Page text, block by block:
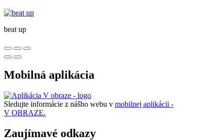
beat up
Mobilná aplikácia
Sledujte informácie z nášho webu v mobilnej aplikácii -
V OBRAZE.
Zaujímavé odkazy